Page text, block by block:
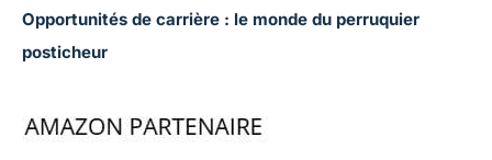
Opportunités de carrière : le monde du perruquier
posticheur